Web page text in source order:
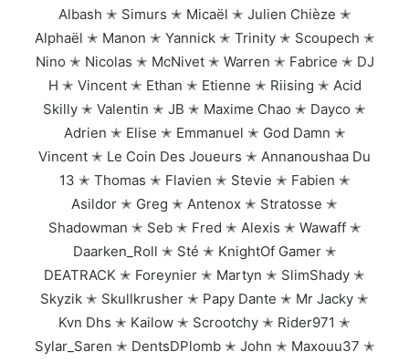
Albash ✭ Simurs ✭ Micaël ✭ Julien Chièze ✭
Alphaël ✭ Manon ✭ Yannick ✭ Trinity ✭ Scoupech ✭
Nino ✭ Nicolas ✭ McNivet ✭ Warren ✭ Fabrice ✭ DJ
H ✭ Vincent ✭ Ethan ✭ Etienne ✭ Riising ✭ Acid
Skilly ✭ Valentin ✭ JB ✭ Maxime Chao ✭ Dayco ✭
Adrien ✭ Elise ✭ Emmanuel ✭ God Damn ✭
Vincent ✭ Le Coin Des Joueurs ✭ Annanoushaa Du
13 ✭ Thomas ✭ Flavien ✭ Stevie ✭ Fabien ✭
Asildor ✭ Greg ✭ Antenox ✭ Stratosse ✭
Shadowman ✭ Seb ✭ Fred ✭ Alexis ✭ Wawaff ✭
Daarken_Roll ✭ Sté ✭ KnightOf Gamer ✭
DEATRACK ✭ Foreynier ✭ Martyn ✭ SlimShady ✭
Skyzik ✭ Skullkrusher ✭ Papy Dante ✭ Mr Jacky ✭
Kvn Dhs ✭ Kailow ✭ Scrootchy ✭ Rider971 ✭
Sylar_Saren ✭ DentsDPlomb ✭ John ✭ Maxouu37 ✭